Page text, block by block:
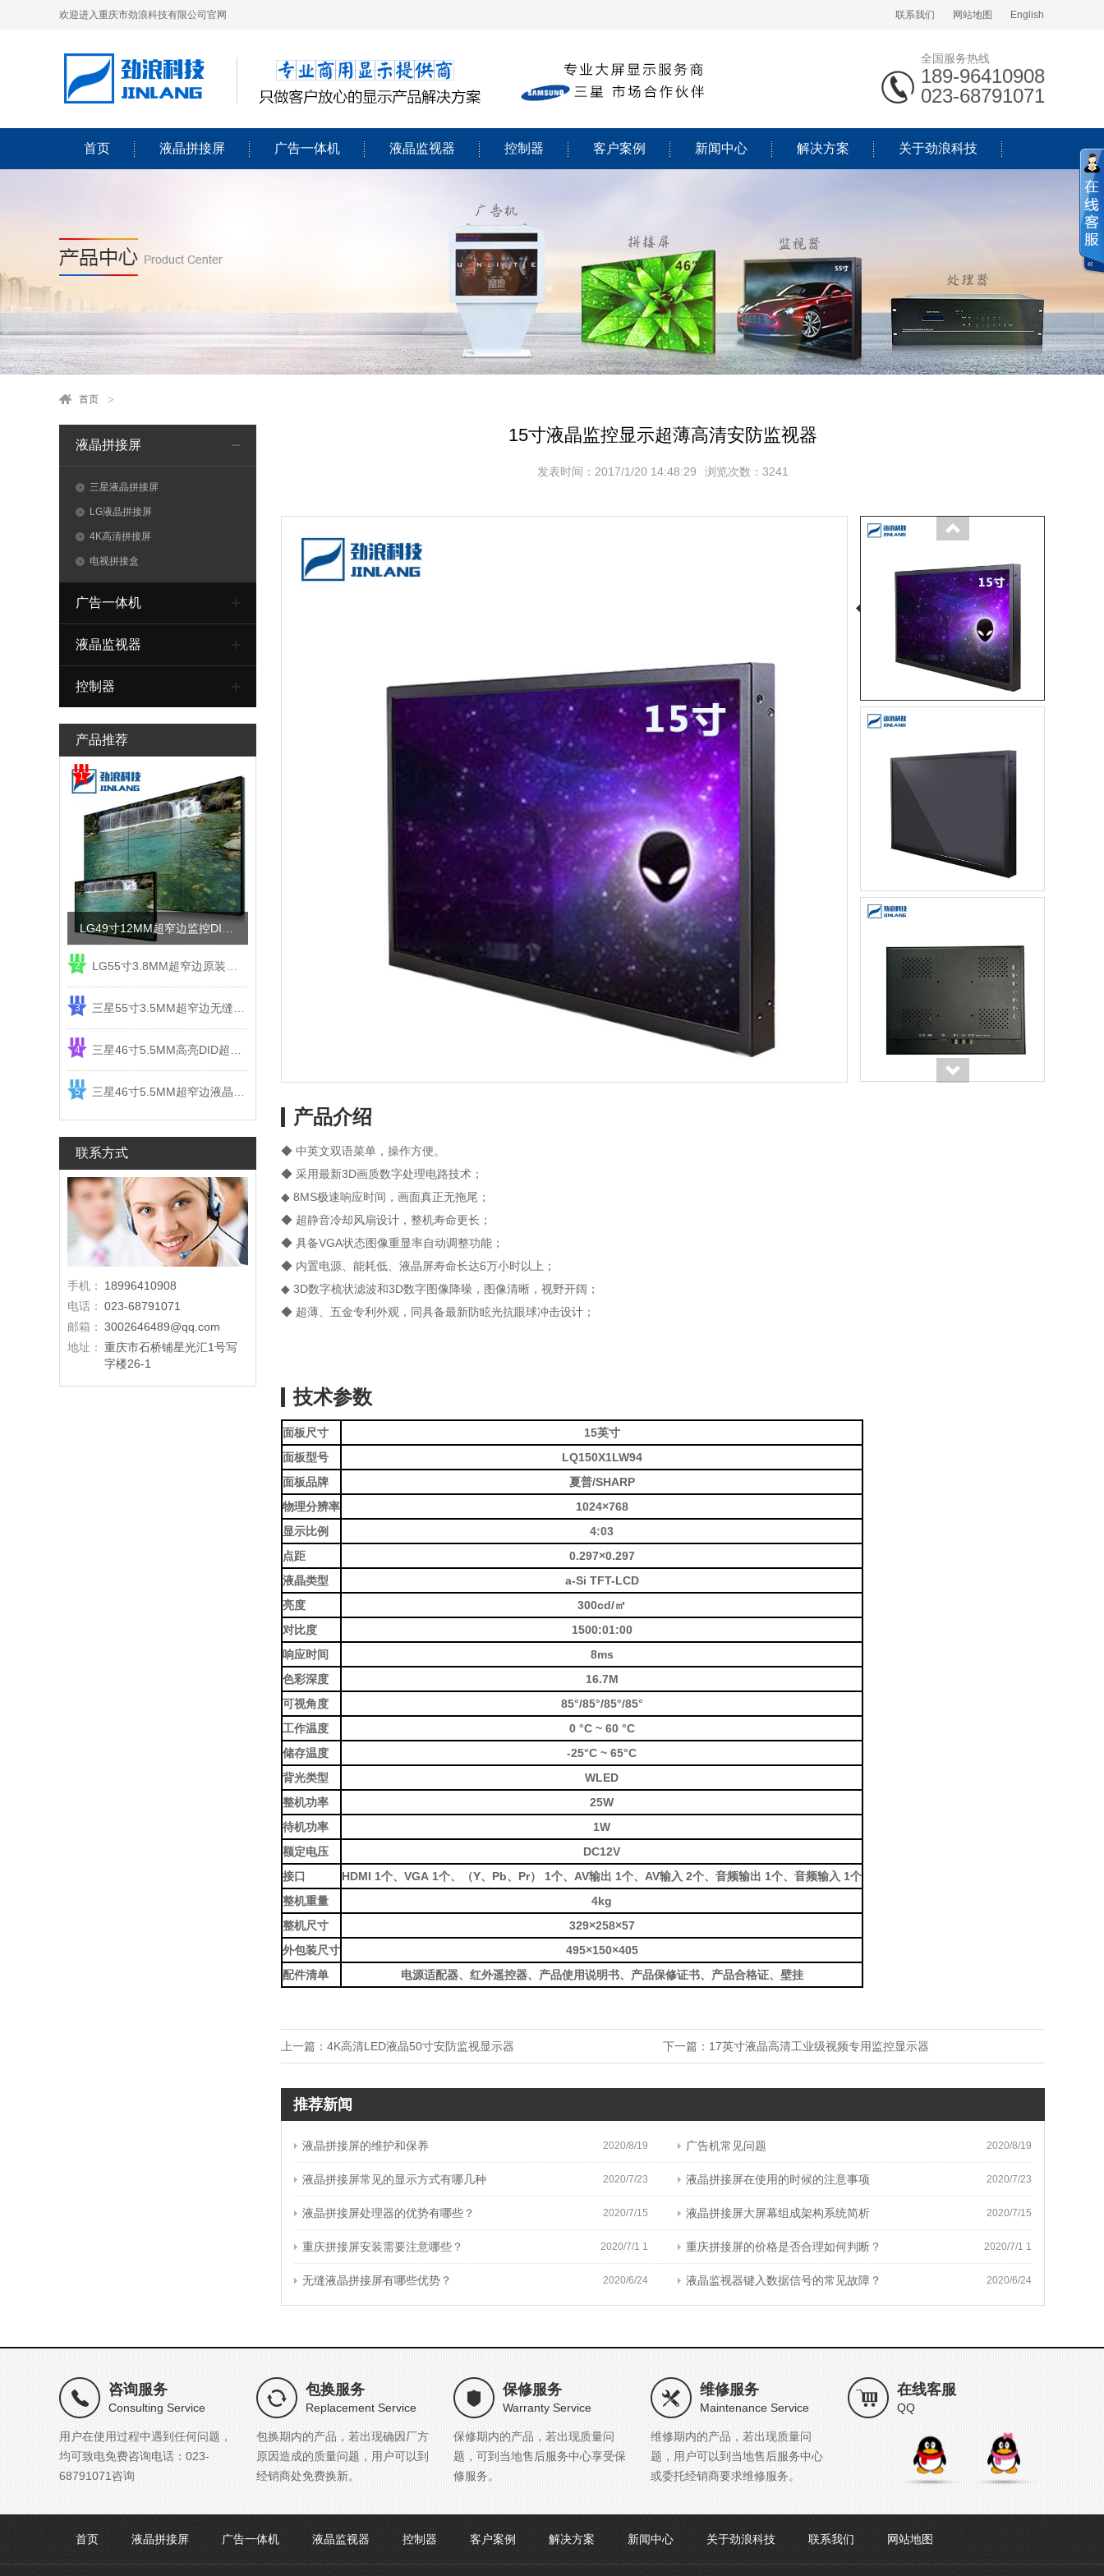
欢迎进入重庆市劲浪科技有限公司官网 联系我们 网站地图 English
全国服务热线
189-96410908
023-68791071
首页 液晶拼接屏 广告一体机 液晶监视器 控制器 客户案例 新闻中心 解决方案 关于劲浪科技
首页
液晶拼接屏
三星液晶拼接屏
LG液晶拼接屏
4K高清拼接屏
电视拼接盒
广告一体机
液晶监视器
控制器
产品推荐
1
2
3
4
5
联系方式
手机：
18996410908
电话： 023-68791071
邮箱： 3002646489@qq.com
地址： 重庆市石桥铺星光汇1号写
字楼26-1
15寸液晶监控显示超薄高清安防监视器
发表时间：2017/1/20 14:48:29 浏览次数：3241
产品介绍
◆ 中英文双语菜单，操作方便。
◆ 采用最新3D画质数字处理电路技术；
◆ 8MS极速响应时间，画面真正无拖尾；
◆ 超静音冷却风扇设计，整机寿命更长；
◆ 具备VGA状态图像重显率自动调整功能；
◆ 内置电源、能耗低、液晶屏寿命长达6万小时以上；
◆ 3D数字梳状滤波和3D数字图像降噪，图像清晰，视野开阔；
◆ 超薄、五金专利外观，同具备最新防眩光抗眼球冲击设计；
技术参数
面板尺寸
15英寸
面板型号
LQ150X1LW94
面板品牌
夏普/SHARP
物理分辨率
1024×768
显示比例
4:03
点距
0.297×0.297
液晶类型
a-Si TFT-LCD
亮度
300cd/㎡
对比度
1500:01:00
响应时间
8ms
色彩深度
16.7M
可视角度
85°/85°/85°/85°
工作温度
0 °C ~ 60 °C
储存温度
-25°C ~ 65°C
背光类型
WLED
整机功率
25W
待机功率
1W
额定电压
DC12V
接口
HDMI 1个、VGA 1个、（Y、Pb、Pr） 1个、AV输出 1个、AV输入 2个、音频输出 1个、音频输入 1个
整机重量
4kg
整机尺寸
329×258×57
外包装尺寸
495×150×405
配件清单
电源适配器、红外遥控器、产品使用说明书、产品保修证书、产品合格证、壁挂
上一篇： 4K高清LED液晶50寸安防监视显示器 下一篇： 17英寸液晶高清工业级视频专用监控显示器
推荐新闻
2020/8/19
液晶拼接屏的维护和保养 2020/8/19
广告机常见问题
2020/7/23
液晶拼接屏常见的显示方式有哪几种 2020/7/23
液晶拼接屏在使用的时候的注意事项
2020/7/15
液晶拼接屏处理器的优势有哪些？ 2020/7/15
液晶拼接屏大屏幕组成架构系统简析
2020/7/1 1
重庆拼接屏安装需要注意哪些？ 2020/7/1 1
重庆拼接屏的价格是否合理如何判断？
2020/6/24
无缝液晶拼接屏有哪些优势？ 2020/6/24
液晶监视器键入数据信号的常见故障？
咨询服务
Consulting Service
用户在使用过程中遇到任何问题，
均可致电免费咨询电话：023-
68791071咨询
包换服务
Replacement Service
包换期内的产品，若出现确因厂方
原因造成的质量问题，用户可以到
经销商处免费换新。
保修服务
Warranty Service
保修期内的产品，若出现质量问
题，可到当地售后服务中心享受保
修服务。
维修服务
Maintenance Service
维修期内的产品，若出现质量问
题，用户可以到当地售后服务中心
或委托经销商要求维修服务。
在线客服
QQ
首页 液晶拼接屏 广告一体机 液晶监视器 控制器 客户案例 解决方案 新闻中心 关于劲浪科技 联系我们 网站地图